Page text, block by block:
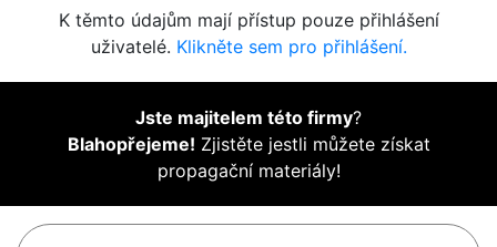
K těmto údajům mají přístup pouze přihlášení
uživatelé. Klikněte sem pro přihlášení.
Jste majitelem této firmy?
Blahopřejeme! Zjistěte jestli můžete získat
propagační materiály!